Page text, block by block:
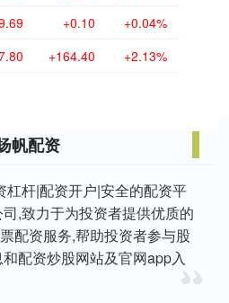
+0.10 +0.04%
+164.40 +2.13%
帆配资
杠杆|配资开户|安全的配资平
,致力于为投资者提供优质的
配资服务,帮助投资者参与股
配资炒股网站及官网app入